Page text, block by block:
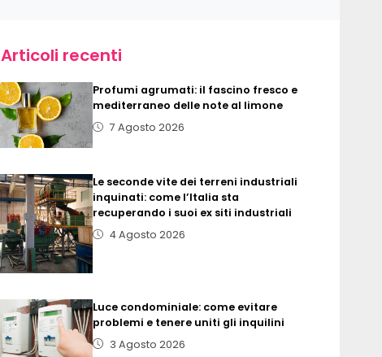
Articoli recenti
Profumi agrumati: il fascino fresco e
mediterraneo delle note al limone
7 Agosto 2026
Le seconde vite dei terreni industriali
inquinati: come l’Italia sta
recuperando i suoi ex siti industriali
4 Agosto 2026
Luce condominiale: come evitare
problemi e tenere uniti gli inquilini
3 Agosto 2026